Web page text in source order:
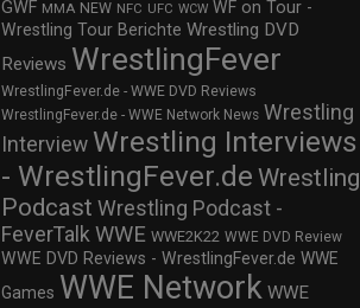
GWF MMA NEW NFC UFC WCW WF on Tour -
Wrestling Tour Berichte Wrestling DVD
Reviews WrestlingFever
WrestlingFever.de - WWE DVD Reviews
WrestlingFever.de - WWE Network News Wrestling
Interview Wrestling Interviews
- WrestlingFever.de Wrestling
Podcast Wrestling Podcast -
FeverTalk WWE WWE2K22 WWE DVD Review
WWE DVD Reviews - WrestlingFever.de WWE
Games WWE Network WWE